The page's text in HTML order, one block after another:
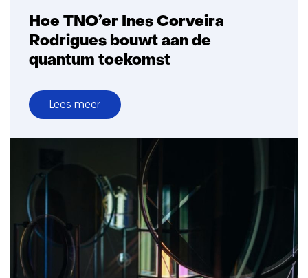
Hoe TNO’er Ines Corveira
Rodrigues bouwt aan de
quantum toekomst
Lees meer
over
Hoe
bouwt
quantum